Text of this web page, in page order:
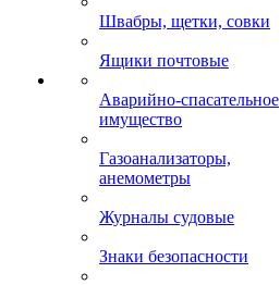
Швабры, щетки, совки
Ящики почтовые
Аварийно-спасательное
имущество
Газоанализаторы,
анемометры
Журналы судовые
Знаки безопасности